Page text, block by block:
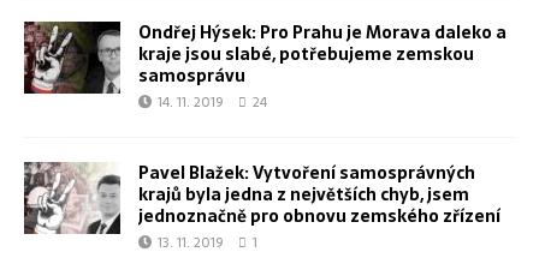
Ondřej Hýsek: Pro Prahu je Morava daleko a
kraje jsou slabé, potřebujeme zemskou
samosprávu
14. 11. 2019 24
Pavel Blažek: Vytvoření samosprávných
krajů byla jedna z největších chyb, jsem
jednoznačně pro obnovu zemského zřízení
13. 11. 2019 1